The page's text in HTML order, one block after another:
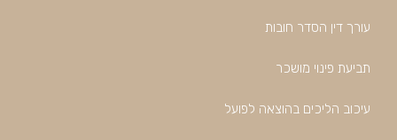
עורך דין הסדר חובות
תביעת פינוי מושכר
עיכוב הליכים בהוצאה לפועל